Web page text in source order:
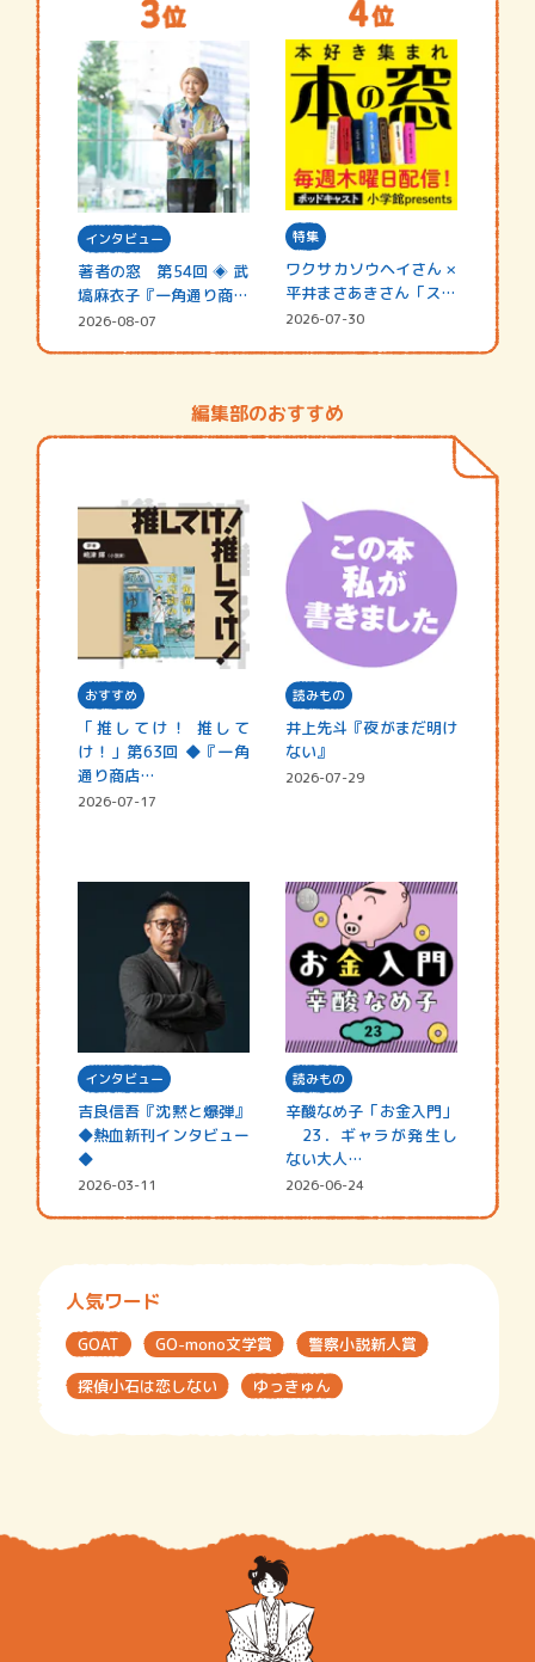
インタビュー
著者の窓 第54回 ◈ 武
塙麻衣子『一角通り商店
街の…
2026-08-07
特集
ワクサカソウヘイさん ×
平井まさあきさん「スペ
シャ…
2026-07-30
編集部のおすすめ
おすすめ
「推してけ！ 推して
け！」第63回 ◆『一角
通り商店…
2026-07-17
読みもの
井上先斗『夜がまだ明け
ない』
2026-07-29
インタビュー
吉良信吾『沈黙と爆弾』
◆熱血新刊インタビュー
◆
2026-03-11
読みもの
辛酸なめ子「お金入門」
23．ギャラが発生し
ない大人…
2026-06-24
人気ワード
GOAT GO-mono文学賞
警察小説新人賞
探偵小石は恋しない
ゆっきゅん